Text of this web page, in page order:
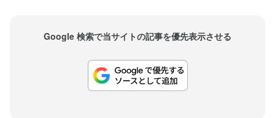
Google 検索で当サイトの記事を優先表示させる